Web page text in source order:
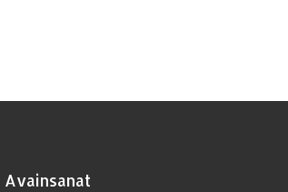
Avainsanat